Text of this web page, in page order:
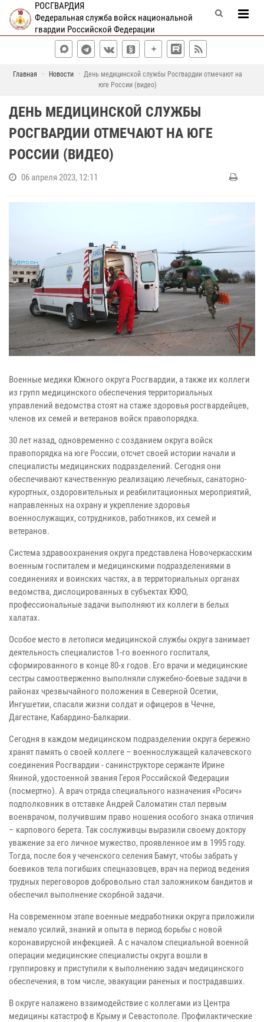
РОСГВАРДИЯ
Федеральная служба войск национальной
гвардии Российской Федерации
Главная Новости
День медицинской службы Росгвардии отмечают на
юге России (видео)
ДЕНЬ МЕДИЦИНСКОЙ СЛУЖБЫ
РОСГВАРДИИ ОТМЕЧАЮТ НА ЮГЕ
РОССИИ (ВИДЕО)
06 апреля 2023, 12:11
Военные медики Южного округа Росгвардии, а также их коллеги
из групп медицинского обеспечения территориальных
управлений ведомства стоят на стаже здоровья росгвардейцев,
членов их семей и ветеранов войск правопорядка.
30 лет назад, одновременно с созданием округа войск
правопорядка на юге России, отсчет своей истории начали и
специалисты медицинских подразделений. Сегодня они
обеспечивают качественную реализацию лечебных, санаторно-
курортных, оздоровительных и реабилитационных мероприятий,
направленных на охрану и укрепление здоровья
военнослужащих, сотрудников, работников, их семей и
ветеранов.
Система здравоохранения округа представлена Новочеркасским
военным госпиталем и медицинскими подразделениями в
соединениях и воинских частях, а в территориальных органах
ведомства, дислоцированных в субъектах ЮФО,
профессиональные задачи выполняют их коллеги в белых
халатах.
Особое место в летописи медицинской службы округа занимает
деятельность специалистов 1-го военного госпиталя,
сформированного в конце 80-х годов. Его врачи и медицинские
сестры самоотверженно выполняли служебно-боевые задачи в
районах чрезвычайного положения в Северной Осетии,
Ингушетии, спасали жизни солдат и офицеров в Чечне,
Дагестане, Кабардино-Балкарии.
Сегодня в каждом медицинском подразделении округа бережно
хранят память о своей коллеге – военнослужащей калачевского
соединения Росгвардии - санинструкторе сержанте Ирине
Яниной, удостоенной звания Героя Российской Федерации
(посмертно). А врач отряда специального назначения «Росич»
подполковник в отставке Андрей Саломатин стал первым
военврачом, получившим право ношения особого знака отличия
– карпового берета. Так сослуживцы выразили своему доктору
уважение за его личное мужество, проявленное им в 1995 году.
Тогда, после боя у чеченского селения Бамут, чтобы забрать у
боевиков тела погибших спецназовцев, врач на период ведения
трудных переговоров добровольно стал заложником бандитов и
обеспечил выполнение скорбной задачи.
На современном этапе военные медработники округа приложили
немало усилий, знаний и опыта в период борьбы с новой
коронавирусной инфекцией. А с началом специальной военной
операции медицинские специалисты округа вошли в
группировку и приступили к выполнению задач медицинского
обеспечения, в том числе, эвакуации раненых и пострадавших.
В округе налажено взаимодействие с коллегами из Центра
медицины катастроф в Крыму и Севастополе. Профилактические